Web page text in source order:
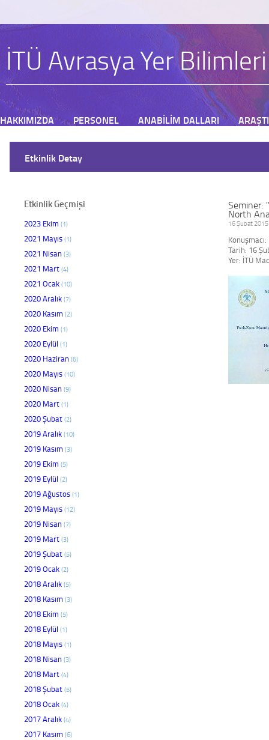
İTÜ Avrasya Yer
HAKKIMIZDA PERSONEL ANABİLİM DALLARI
Etkinlik Detay
Etkinlik Geçmişi
2023 Ekim (1)
2021 Mayıs (1)
2021 Nisan (3)
2021 Mart (4)
2021 Ocak (10)
2020 Aralık (7)
2020 Kasım (2)
2020 Ekim (1)
2020 Eylül (1)
2020 Haziran (6)
2020 Mayıs (10)
2020 Nisan (9)
2020 Mart (1)
2020 Şubat (2)
2019 Aralık (10)
2019 Kasım (3)
2019 Ekim (5)
2019 Eylül (2)
2019 Ağustos (1)
2019 Mayıs (12)
2019 Nisan (7)
2019 Mart (3)
2019 Şubat (5)
2019 Ocak (2)
2018 Aralık (5)
2018 Kasım (3)
2018 Ekim (5)
2018 Eylül (1)
2018 Mayıs (1)
2018 Nisan (3)
2018 Mart (4)
2018 Şubat (5)
2018 Ocak (4)
2017 Aralık (4)
2017 Kasım (6)
Seminer:
North
16 Şubat
Tarih: 16
Yer: İTÜ